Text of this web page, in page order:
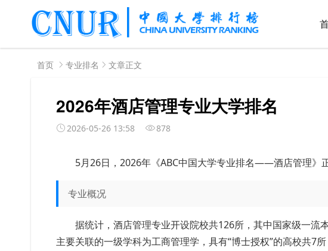
首页 专业排名 文章正文
2026年酒店管理专业大学排名
2026-05-26 13:58 878
5月26日，2026年《ABC中国大学专业排名——酒店管理》正
专业概况
据统计，酒店管理专业开设院校共126所，其中国家级一流
主要关联的一级学科为工商管理学，具有“博士授权”的高校共7